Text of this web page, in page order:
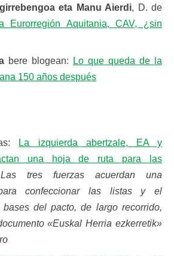
eta Manu Aierdi, D. de
Eurorregión Aquitania, CAV, ¿sin
bere blogean:
Lo que queda de la
150 años después
La izquierda abertzale, EA y
una hoja de ruta para las
Las tres fuerzas acuerdan una
confeccionar las listas y el
bases del pacto, de largo recorrido,
«Euskal Herria ezkerretik»